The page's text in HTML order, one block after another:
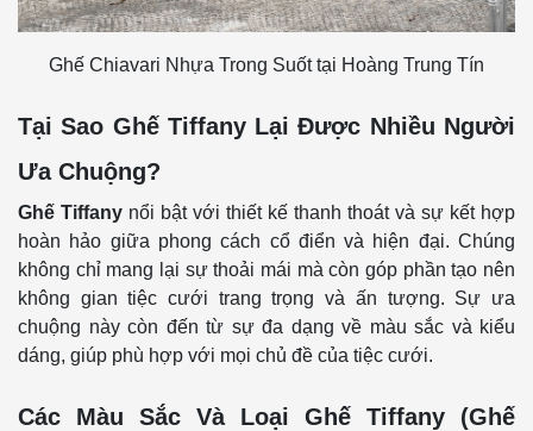
Ghế Chiavari Nhựa Trong Suốt tại Hoàng Trung Tín
Tại Sao Ghế Tiffany Lại Được Nhiều Người
Ưa Chuộng?
Ghế Tiffany nổi bật với thiết kế thanh thoát và sự kết hợp
hoàn hảo giữa phong cách cổ điển và hiện đại. Chúng
không chỉ mang lại sự thoải mái mà còn góp phần tạo nên
không gian tiệc cưới trang trọng và ấn tượng. Sự ưa
chuộng này còn đến từ sự đa dạng về màu sắc và kiểu
dáng, giúp phù hợp với mọi chủ đề của tiệc cưới.
Các Màu Sắc Và Loại Ghế Tiffany (Ghế